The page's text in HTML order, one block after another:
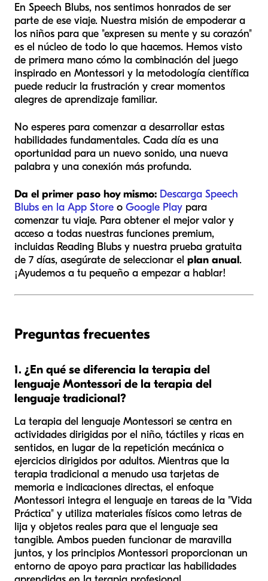
En Speech Blubs, nos sentimos honrados de ser
parte de ese viaje. Nuestra misión de empoderar a
los niños para que "expresen su mente y su corazón"
es el núcleo de todo lo que hacemos. Hemos visto
de primera mano cómo la combinación del juego
inspirado en Montessori y la metodología científica
puede reducir la frustración y crear momentos
alegres de aprendizaje familiar.
No esperes para comenzar a desarrollar estas
habilidades fundamentales. Cada día es una
oportunidad para un nuevo sonido, una nueva
palabra y una conexión más profunda.
Da el primer paso hoy mismo: Descarga Speech
Blubs en la App Store o Google Play para
comenzar tu viaje. Para obtener el mejor valor y
acceso a todas nuestras funciones premium,
incluidas Reading Blubs y nuestra prueba gratuita
de 7 días, asegúrate de seleccionar el plan anual.
¡Ayudemos a tu pequeño a empezar a hablar!
Preguntas frecuentes
1. ¿En qué se diferencia la terapia del
lenguaje Montessori de la terapia del
lenguaje tradicional?
La terapia del lenguaje Montessori se centra en
actividades dirigidas por el niño, táctiles y ricas en
sentidos, en lugar de la repetición mecánica o
ejercicios dirigidos por adultos. Mientras que la
terapia tradicional a menudo usa tarjetas de
memoria e indicaciones directas, el enfoque
Montessori integra el lenguaje en tareas de la "Vida
Práctica" y utiliza materiales físicos como letras de
lija y objetos reales para que el lenguaje sea
tangible. Ambos pueden funcionar de maravilla
juntos, y los principios Montessori proporcionan un
entorno de apoyo para practicar las habilidades